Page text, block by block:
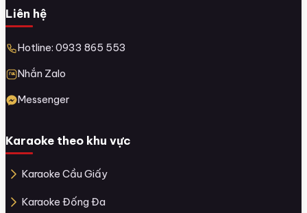
Liên hệ
Hotline: 0933 865 553
Nhắn Zalo
Messenger
Karaoke theo khu vực
Karaoke Cầu Giấy
Karaoke Đống Đa